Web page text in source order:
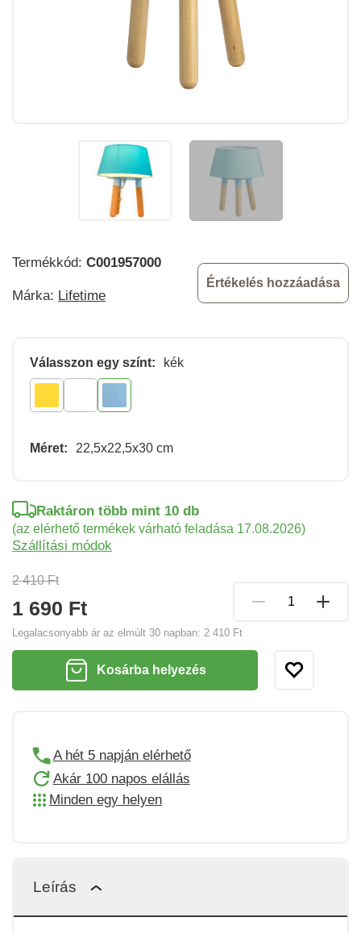
Termékkód: C001957000
Márka: Lifetime
Értékelés hozzáadása
Válasszon egy színt: kék
Méret: 22,5x22,5x30 cm
2 410 Ft
1 690 Ft
Legalacsonyabb ár az elmúlt 30 napban: 2 410 Ft
Raktáron több mint 10 db
(az elérhető termékek várható feladása 17.08.2026)
Szállítási módok
Kosárba helyezés
A hét 5 napján elérhető
Akár 100 napos elállás
Minden egy helyen
Leírás